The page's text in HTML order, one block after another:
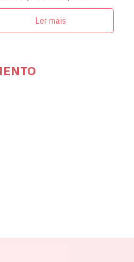
com intelectuais,
e artistas
Ler mais